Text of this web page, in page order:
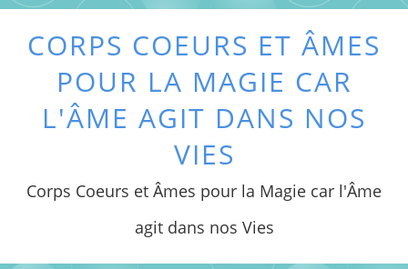
CORPS COEURS ET ÂMES
POUR LA MAGIE CAR
L'ÂME AGIT DANS NOS
VIES
Corps Coeurs et Âmes pour la Magie car l'Âme
agit dans nos Vies